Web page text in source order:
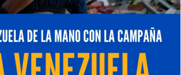
analítica integrada, automatización e
ECC, que marcan la urgencia de
cambio de versión, sino como una
que limitan la innovación.